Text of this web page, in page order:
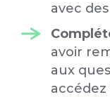
avec
avoir
aux